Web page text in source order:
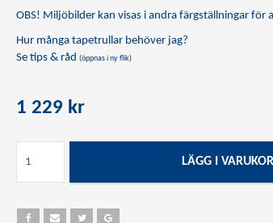
OBS! Miljöbilder kan visas i andra färgställningar för
Hur många tapetrullar behöver jag?
Se tips & råd (öppnas i ny flik)
1 229 kr
LÄGG I